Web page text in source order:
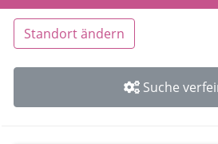
Standort ändern
Suche